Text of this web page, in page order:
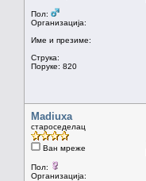
Пол:
Организација:
Име и презиме:
Струка:
Поруке: 820
Madiuxa
староседелац
Ван мреже
Пол:
Организација: